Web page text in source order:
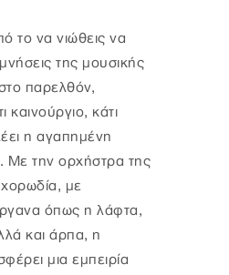
το να νιώθεις να
της μουσικής
παρελθόν,
καινούργιο, κάτι
η αγαπημένη
Με την ορχήστρα της
χορωδία, με
όπως η λάφτα,
και άρπα, η
μια εμπειρία